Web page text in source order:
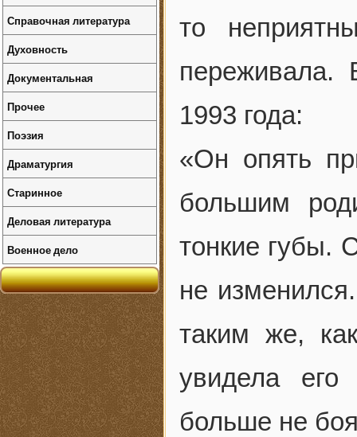
то
переживала.
1993 года:
«Он опять
большим
тонкие губы.
не
таким же,
увидела
больше не
Справочная литература
Духовность
Документальная
Прочее
Поэзия
Драматургия
Старинное
Деловая литература
Военное дело